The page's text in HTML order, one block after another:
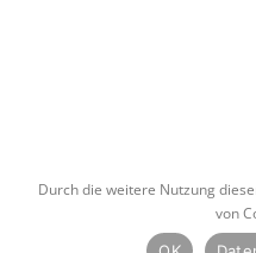
© 2026 Stephan Bormann |
Durch die weitere Nutzung
von